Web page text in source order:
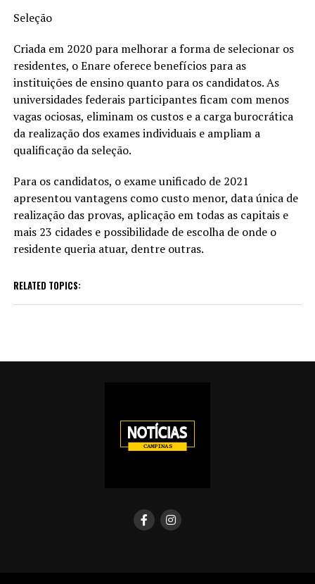
Seleção
Criada em 2020 para melhorar a forma de selecionar os
residentes, o Enare oferece benefícios para as
instituições de ensino quanto para os candidatos. As
universidades federais participantes ficam com menos
vagas ociosas, eliminam os custos e a carga burocrática
da realização dos exames individuais e ampliam a
qualificação da seleção.
Para os candidatos, o exame unificado de 2021
apresentou vantagens como custo menor, data única de
realização das provas, aplicação em todas as capitais e
mais 23 cidades e possibilidade de escolha de onde o
residente queria atuar, dentre outras.
RELATED TOPICS: